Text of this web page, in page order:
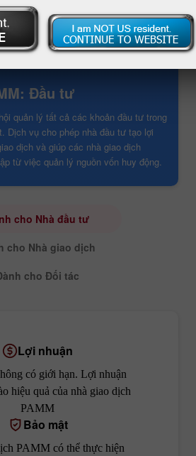
Đầu tư
quản lý tất cả các khoản đầu tư trong
Dịch vụ cho phép nhà đầu tư tạo lợi
dịch và giúp các nhà giao dịch
từ việc quản lý nguồn vốn huy động.
cho Nhà đầu tư
cho Nhà giao dịch
cho Đối tác
Lợi nhuận
có giới hạn. Lợi nhuận
hiệu quả của nhà giao dịch
PAMM
Bảo mật
PAMM có thể thực hiện